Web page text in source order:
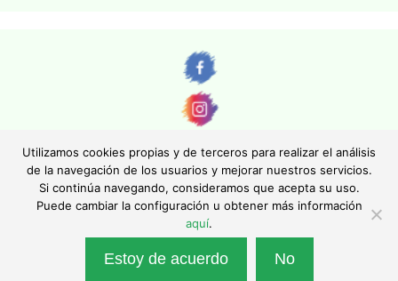
© AEFONA 2011- 2026 | Todas las imágenes y textos son propiedad de sus
autores. Queda totalmente prohibida su reproducción.
Política de privacidad
Registro Nacional de Asociaciones con el número 130247
Utilizamos cookies propias y de terceros para realizar el análisis
de la navegación de los usuarios y mejorar nuestros servicios.
Si continúa navegando, consideramos que acepta su uso.
Puede cambiar la configuración u obtener más información
aquí.
Estoy de acuerdo No